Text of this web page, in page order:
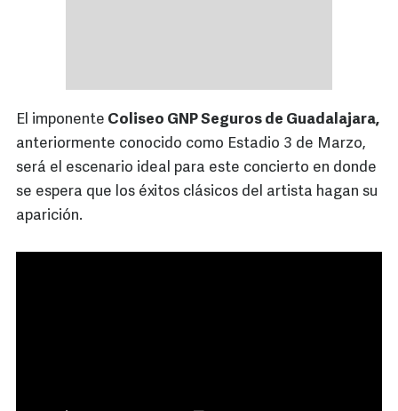
El imponente Coliseo GNP Seguros de Guadalajara,
anteriormente conocido como Estadio 3 de Marzo,
será el escenario ideal para este concierto en donde
se espera que los éxitos clásicos del artista hagan su
aparición.